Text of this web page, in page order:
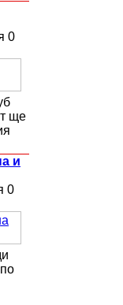
0
ще
и
0